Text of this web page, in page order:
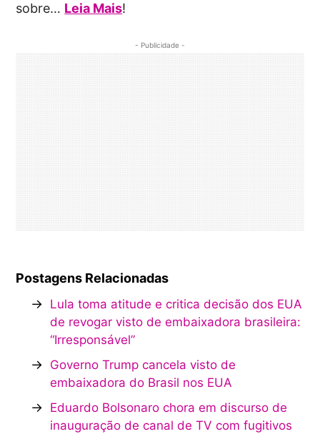
sobre… Leia Mais!
- Publicidade -
Postagens Relacionadas
→ Lula toma atitude e critica decisão dos EUA
de revogar visto de embaixadora brasileira:
“Irresponsável”
→ Governo Trump cancela visto de
embaixadora do Brasil nos EUA
→ Eduardo Bolsonaro chora em discurso de
inauguração de canal de TV com fugitivos